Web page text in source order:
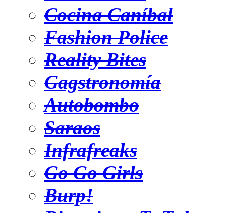
Cocina Caníbal
Fashion Police
Reality Bites
Gagstronomía
Autobombo
Saraos
Infrafreaks
Go Go Girls
Burp!